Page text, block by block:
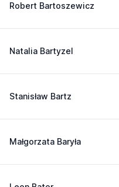
Robert Bartoszewicz
Natalia Bartyzel
Stanisław Bartz
Małgorzata Baryła